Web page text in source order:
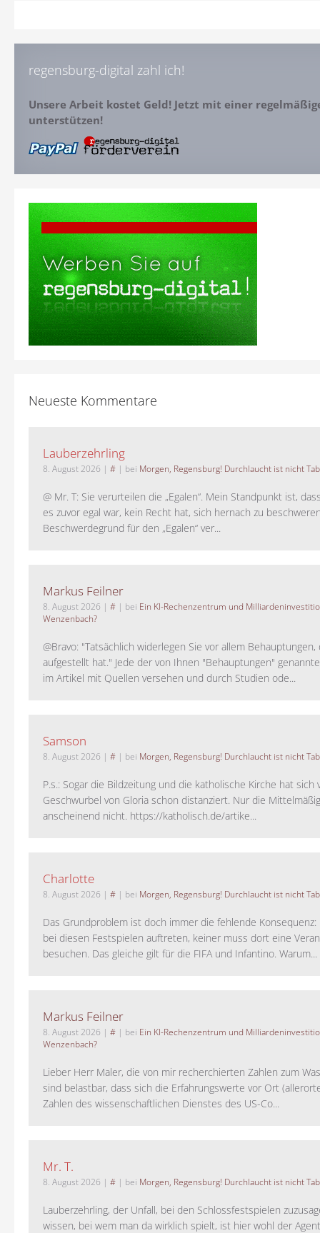
regensburg-digital zahl ich!
Unsere Arbeit kostet Geld! Jetzt mit einer
unterstützen!
Neueste Kommentare
Lauberzehrling
8. August 2026 | # | bei Morgen, Regensburg! Durchlaucht ist nicht
@ Mr. T: Sie verurteilen die „Egalen“. Mein Standpunkt ist,
es zuvor egal war, kein Recht hat, sich hernach zu
Beschwerdegrund für den „Egalen“ ver...
Markus Feilner
8. August 2026 | # | bei Ein KI-Rechenzentrum und
Wenzenbach?
@Bravo: "Tatsächlich widerlegen Sie vor allem
aufgestellt hat." Jede der von Ihnen "Behauptungen"
im Artikel mit Quellen versehen und durch Studien ode...
Samson
8. August 2026 | # | bei Morgen, Regensburg! Durchlaucht ist nicht
P.s.: Sogar die Bildzeitung und die katholische Kirche hat sich
Geschwurbel von Gloria schon distanziert. Nur die
anscheinend nicht. https://katholisch.de/artike...
Charlotte
8. August 2026 | # | bei Morgen, Regensburg! Durchlaucht ist nicht
Das Grundproblem ist doch immer die fehlende
bei diesen Festspielen auftreten, keiner muss dort eine
besuchen. Das gleiche gilt für die FIFA und Infantino. Warum...
Markus Feilner
8. August 2026 | # | bei Ein KI-Rechenzentrum und
Wenzenbach?
Lieber Herr Maler, die von mir recherchierten Zahlen zum
sind belastbar, dass sich die Erfahrungswerte vor Ort
Zahlen des wissenschaftlichen Dienstes des US-Co...
Mr. T.
8. August 2026 | # | bei Morgen, Regensburg! Durchlaucht ist nicht
Lauberzehrling, der Unfall, bei den Schlossfestspielen
wissen, bei wem man da wirklich spielt, ist hier wohl der